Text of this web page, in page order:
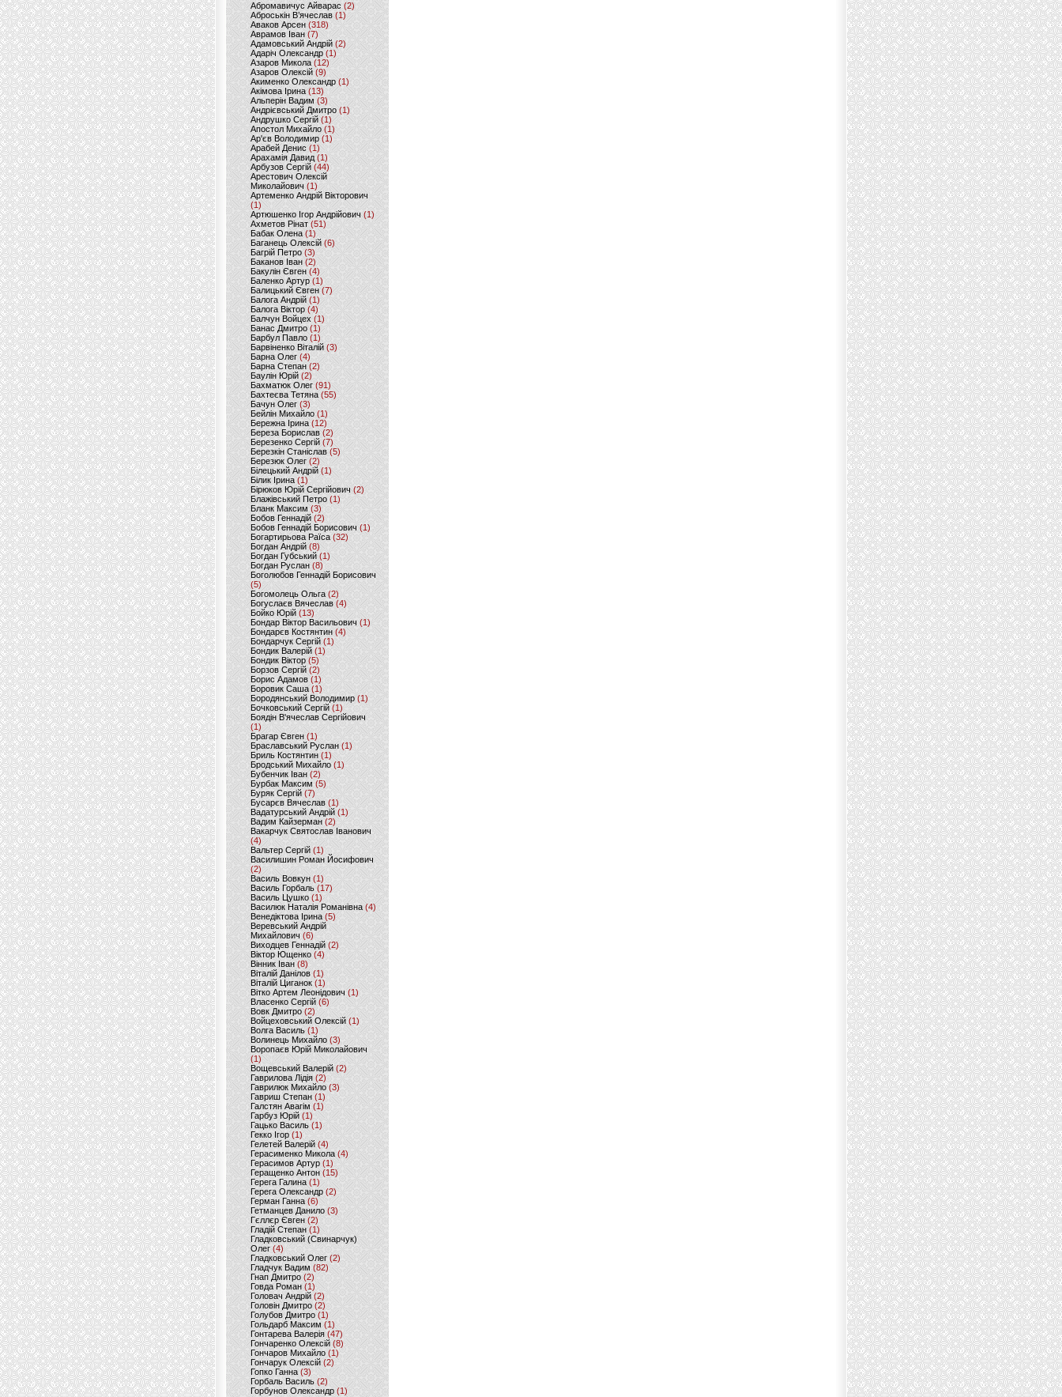
Абромавичус Айварас (2)
Аброськін В’ячеслав(1)
Аваков Арсен (318)
Аврамов Іван (7)
Адамовський Андрій(2)
Адаріч Олександр (1)
Азаров Микола (12)
Азаров Олексій (9)
Акименко Олександр(1)
Акімова Ірина(13)
Альперін Вадим (3)
Андрієвський Дмитро(1)
Андрушко Сергій(1)
Апостол Михайло(1)
Ар'єв Володимир (1)
Арабей Денис(1)
Арахамія Давид (1)
Арбузов Сергій (44)
Арестович Олексій
Миколайович(1)
Артеменко Андрій Вікторович
(1)
Артюшенко Ігор Андрійович(1)
Ахметов Рінат(51)
Бабак Олена(1)
Баганець Олексій(6)
Багрій Петро (3)
Баканов Іван(2)
Бакулін Євген (4)
Баленко Артур(1)
Балицький Євген(7)
Балога Андрій (1)
Балога Віктор (4)
Балчун Войцех (1)
Банас Дмитро (1)
Барбул Павло(1)
Барвіненко Віталій(3)
Барна Олег (4)
Барна Степан (2)
Баулін Юрій (2)
Бахматюк Олег (91)
Бахтеєва Тетяна(55)
Бачун Олег (3)
Бейлін Михайло (1)
Бережна Ірина(12)
Береза Борислав(2)
Березенко Сергій (7)
Березкін Станіслав (5)
Березюк Олег(2)
Білецький Андрій (1)
Білик Ірина (1)
Бірюков Юрій Сергійович (2)
Блажівський Петро (1)
Бланк Максим(3)
Бобов Геннадій (2)
Бобов Геннадій Борисович (1)
Богартирьова Раїса (32)
Богдан Андрій(8)
Богдан Губський (1)
Богдан Руслан(8)
Боголюбов Геннадій Борисович
(5)
Богомолець Ольга (2)
Богуслаєв Вячеслав (4)
Бойко Юрій (13)
Бондар Віктор Васильович (1)
Бондарєв Костянтин (4)
Бондарчук Сергій(1)
Бондик Валерій (1)
Бондик Віктор(5)
Борзов Сергiй (2)
Борис Адамов(1)
Боровик Саша (1)
Бородянський Володимир (1)
Бочковський Сергій (1)
Боядін В'ячеслав Сергійович
(1)
Брагар Євген (1)
Браславський Руслан (1)
Бриль Костянтин (1)
Бродський Михайло (1)
Бубенчик Іван(2)
Бурбак Максим (5)
Буряк Сергій (7)
Бусарєв Вячеслав (1)
Вадатурський Андрій (1)
Вадим Кайзерман (2)
Вакарчук Святослав Іванович
(4)
Вальтер Сергій (1)
Василишин Роман Йосифович
(2)
Василь Вовкун (1)
Василь Горбаль (17)
Василь Цушко (1)
Василюк Наталія Романівна (4)
Венедіктова Ірина(5)
Веревський Андрій
Михайлович (6)
Виходцев Геннадій (2)
Віктор Ющенко (4)
Вінник Іван (8)
Віталій Данілов (1)
Віталій Циганок (1)
Вітко Артем Леонідович(1)
Власенко Сергій (6)
Вовк Дмитро(2)
Войцеховський Олексій(1)
Волга Василь (1)
Волинець Михайло (3)
Воропаєв Юрій Миколайович
(1)
Вощевський Валерій(2)
Гаврилова Лідія (2)
Гаврилюк Михайло (3)
Гавриш Степан (1)
Галстян Авагім (1)
Гарбуз Юрій (1)
Гацько Василь (1)
Гекко Ігор(1)
Гелетей Валерій (4)
Герасименко Микола (4)
Герасимов Артур (1)
Геращенко Антон(15)
Герега Галина (1)
Герега Олександр (2)
Герман Ганна (6)
Гетманцев Данило (3)
Гєллєр Євген (2)
Гладій Степан(1)
Гладковський (Свинарчук)
Олег (4)
Гладковський Олег (2)
Гладчук Вадим (82)
Гнап Дмитро (2)
Говда Роман(1)
Головач Андрій (2)
Головін Дмитро (2)
Голубов Дмитро (1)
Гольдарб Максим(1)
Гонтарева Валерія (47)
Гончаренко Олексій(8)
Гончаров Михайло (1)
Гончарук Олексій (2)
Гопко Ганна (3)
Горбаль Василь (2)
Горбунов Олександр (1)